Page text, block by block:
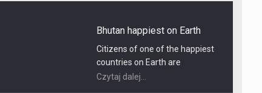
Headlines – In short – travel
We can paint a pretty grim
picture of life across our planet.
But in fact, doing the opposite
Czytaj dalej...